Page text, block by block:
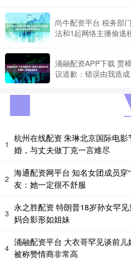
尚牛配资平台 税务部
法和1起网络主播偷逃
涌融配资APP下载 贾
议道歉：错误由我造成
1
杭州在线配资 朱琳北京国际电
婚，与丈夫做丁克一言难尽
2
海通配资网平台 知名女团成员穿
友：她一定很不舒服
3
永之胜配资 特朗普18岁孙女罕
妈合影形如姐妹
4
涌融配资平台 大衣哥罕见谈前儿
被称赞情商非常高